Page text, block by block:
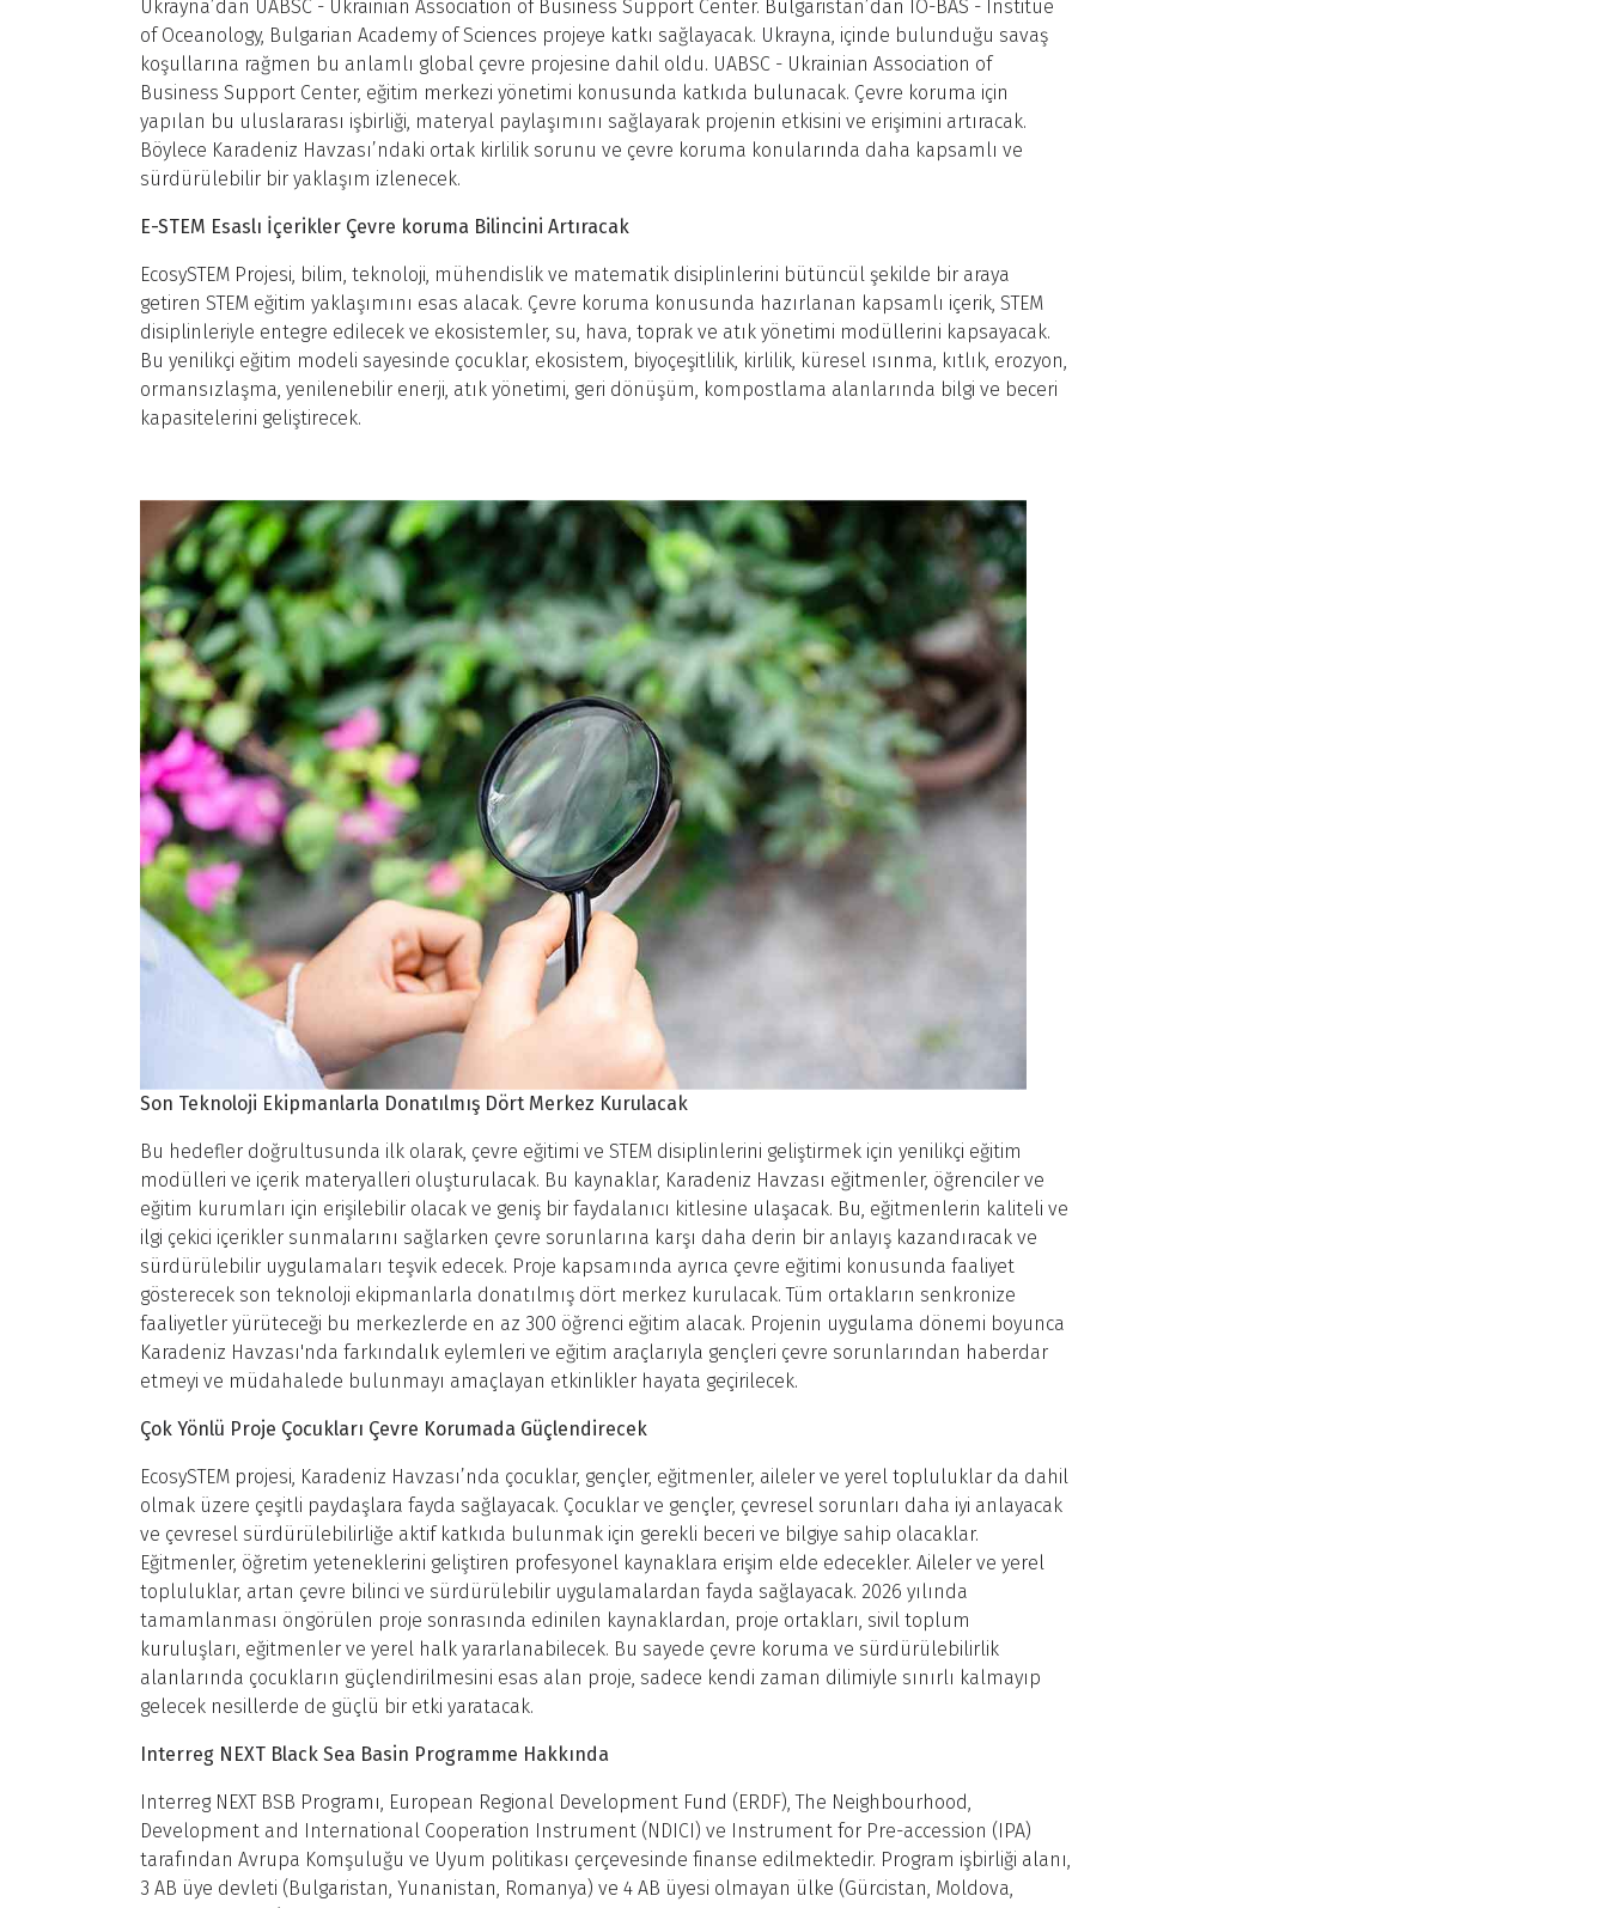
Ukrayna’dan UABSC - Ukrainian Association of Business Support Center. Bulgaristan’dan IO-BAS - Institue
of Oceanology, Bulgarian Academy of Sciences projeye katkı sağlayacak. Ukrayna, içinde bulunduğu savaş
koşullarına rağmen bu anlamlı global çevre projesine dahil oldu. UABSC - Ukrainian Association of
Business Support Center, eğitim merkezi yönetimi konusunda katkıda bulunacak. Çevre koruma için
yapılan bu uluslararası işbirliği, materyal paylaşımını sağlayarak projenin etkisini ve erişimini artıracak.
Böylece Karadeniz Havzası’ndaki ortak kirlilik sorunu ve çevre koruma konularında daha kapsamlı ve
sürdürülebilir bir yaklaşım izlenecek.
E-STEM Esaslı İçerikler Çevre koruma Bilincini Artıracak
EcosySTEM Projesi, bilim, teknoloji, mühendislik ve matematik disiplinlerini bütüncül şekilde bir araya
getiren STEM eğitim yaklaşımını esas alacak. Çevre koruma konusunda hazırlanan kapsamlı içerik, STEM
disiplinleriyle entegre edilecek ve ekosistemler, su, hava, toprak ve atık yönetimi modüllerini kapsayacak.
Bu yenilikçi eğitim modeli sayesinde çocuklar, ekosistem, biyoçeşitlilik, kirlilik, küresel ısınma, kıtlık, erozyon,
ormansızlaşma, yenilenebilir enerji, atık yönetimi, geri dönüşüm, kompostlama alanlarında bilgi ve beceri
kapasitelerini geliştirecek.
Son Teknoloji Ekipmanlarla Donatılmış Dört Merkez Kurulacak
Bu hedefler doğrultusunda ilk olarak, çevre eğitimi ve STEM disiplinlerini geliştirmek için yenilikçi eğitim
modülleri ve içerik materyalleri oluşturulacak. Bu kaynaklar, Karadeniz Havzası eğitmenler, öğrenciler ve
eğitim kurumları için erişilebilir olacak ve geniş bir faydalanıcı kitlesine ulaşacak. Bu, eğitmenlerin kaliteli ve
ilgi çekici içerikler sunmalarını sağlarken çevre sorunlarına karşı daha derin bir anlayış kazandıracak ve
sürdürülebilir uygulamaları teşvik edecek. Proje kapsamında ayrıca çevre eğitimi konusunda faaliyet
gösterecek son teknoloji ekipmanlarla donatılmış dört merkez kurulacak. Tüm ortakların senkronize
faaliyetler yürüteceği bu merkezlerde en az 300 öğrenci eğitim alacak. Projenin uygulama dönemi boyunca
Karadeniz Havzası'nda farkındalık eylemleri ve eğitim araçlarıyla gençleri çevre sorunlarından haberdar
etmeyi ve müdahalede bulunmayı amaçlayan etkinlikler hayata geçirilecek.
Çok Yönlü Proje Çocukları Çevre Korumada Güçlendirecek
EcosySTEM projesi, Karadeniz Havzası’nda çocuklar, gençler, eğitmenler, aileler ve yerel topluluklar da dahil
olmak üzere çeşitli paydaşlara fayda sağlayacak. Çocuklar ve gençler, çevresel sorunları daha iyi anlayacak
ve çevresel sürdürülebilirliğe aktif katkıda bulunmak için gerekli beceri ve bilgiye sahip olacaklar.
Eğitmenler, öğretim yeteneklerini geliştiren profesyonel kaynaklara erişim elde edecekler. Aileler ve yerel
topluluklar, artan çevre bilinci ve sürdürülebilir uygulamalardan fayda sağlayacak. 2026 yılında
tamamlanması öngörülen proje sonrasında edinilen kaynaklardan, proje ortakları, sivil toplum
kuruluşları, eğitmenler ve yerel halk yararlanabilecek. Bu sayede çevre koruma ve sürdürülebilirlik
alanlarında çocukların güçlendirilmesini esas alan proje, sadece kendi zaman dilimiyle sınırlı kalmayıp
gelecek nesillerde de güçlü bir etki yaratacak.
Interreg NEXT Black Sea Basin Programme Hakkında
Interreg NEXT BSB Programı, European Regional Development Fund (ERDF), The Neighbourhood,
Development and International Cooperation Instrument (NDICI) ve Instrument for Pre-accession (IPA)
tarafından Avrupa Komşuluğu ve Uyum politikası çerçevesinde finanse edilmektedir. Program işbirliği alanı,
3 AB üye devleti (Bulgaristan, Yunanistan, Romanya) ve 4 AB üyesi olmayan ülke (Gürcistan, Moldova,